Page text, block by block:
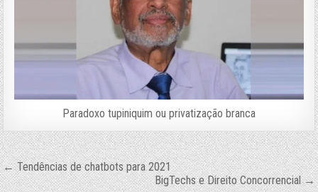
Paradoxo tupiniquim ou privatização branca
Navegação
← Tendências de chatbots para 2021
BigTechs e Direito Concorrencial →